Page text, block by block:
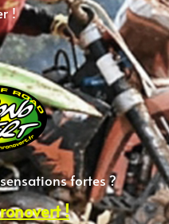
!
fortes ?
!